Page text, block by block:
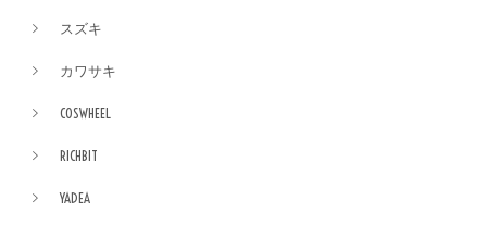
スズキ
カワサキ
COSWHEEL
RICHBIT
YADEA